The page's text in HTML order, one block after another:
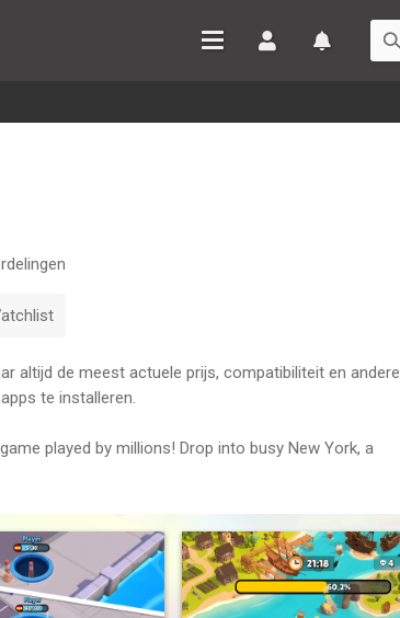
altijd de meest actuele prijs, compatibiliteit en andere
te installeren.
played by millions! Drop into busy New York, a
it whole. Cars, lampposts, hot dogs and even
show or an hour to unwind before bed, just tap,
no stress - just the pure, oddly relaxing joy of